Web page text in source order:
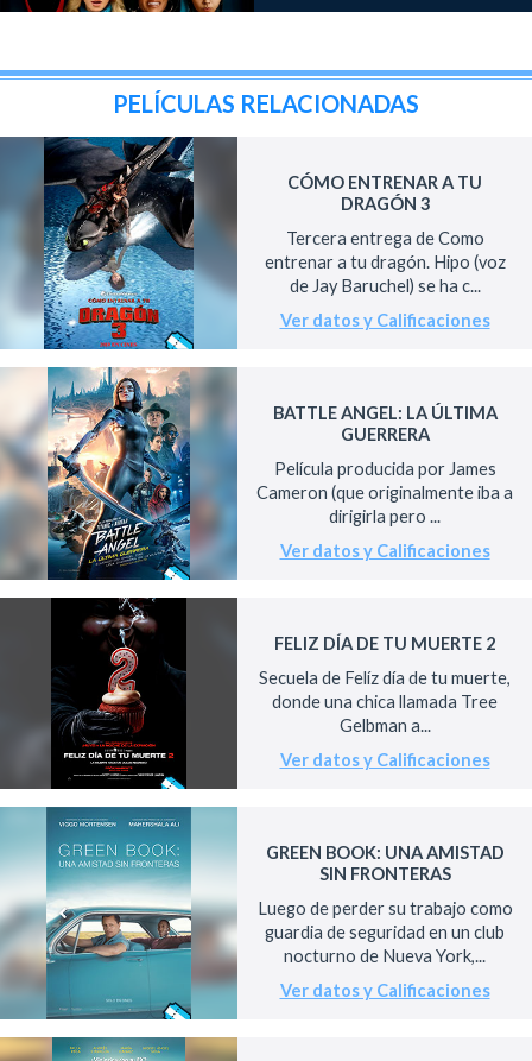
PELÍCULAS RELACIONADAS
CÓMO ENTRENAR A TU
DRAGÓN 3
Tercera entrega de Como
entrenar a tu dragón. Hipo (voz
de Jay Baruchel) se ha c...
Ver datos y Calificaciones
BATTLE ANGEL: LA ÚLTIMA
GUERRERA
Película producida por James
Cameron (que originalmente iba a
dirigirla pero ...
Ver datos y Calificaciones
FELIZ DÍA DE TU MUERTE 2
Secuela de Felíz día de tu muerte,
donde una chica llamada Tree
Gelbman a...
Ver datos y Calificaciones
GREEN BOOK: UNA AMISTAD
SIN FRONTERAS
Luego de perder su trabajo como
guardia de seguridad en un club
nocturno de Nueva York,...
Ver datos y Calificaciones